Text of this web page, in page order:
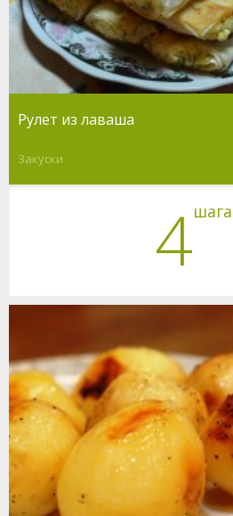
Рулет из лаваша
Закуски
4шага